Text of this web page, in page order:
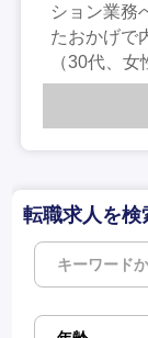
ション業務
たおかげで
（30代、女
転職求人を検